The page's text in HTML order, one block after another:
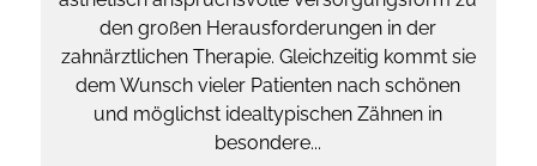
den großen Herausforderungen in der
zahnärztlichen Therapie. Gleichzeitig kommt sie
dem Wunsch vieler Patienten nach schönen
und möglichst idealtypischen Zähnen in
besondere...